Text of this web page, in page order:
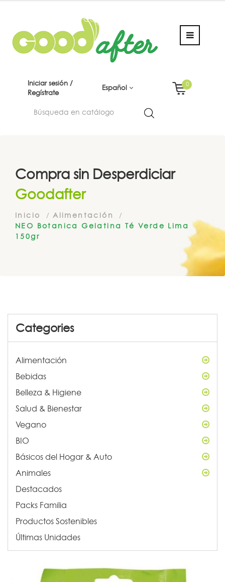
Iniciar sesión /
Regístrate
Español
0
Compra sin Desperdiciar
Goodafter
Inicio
Alimentación
NEO Botanica Gelatina Té Verde Lima
150gr
Categories
Alimentación
Bebidas
Belleza & Higiene
Salud & Bienestar
Vegano
BIO
Básicos del Hogar & Auto
Animales
Destacados
Packs Familia
Productos Sostenibles
Últimas Unidades